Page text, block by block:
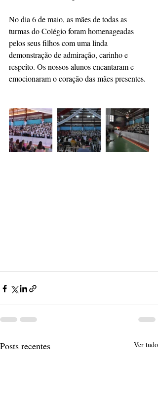
No dia 6 de maio, as mães de todas as
turmas do Colégio foram homenageadas
pelos seus filhos com uma linda
demonstração de admiração, carinho e
respeito. Os nossos alunos encantaram e
emocionaram o coração das mães presentes.
Posts recentes Ver tudo